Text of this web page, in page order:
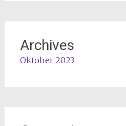
Archives
Oktober 2023